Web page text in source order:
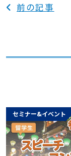
前の記事
セミナー&イベント